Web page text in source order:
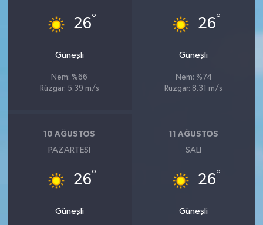
26°
Güneşli
Nem: %66
Rüzgar: 5.39 m/s
26°
Güneşli
Nem: %74
Rüzgar: 8.31 m/s
10 AĞUSTOS
PAZARTESI
26°
Güneşli
11 AĞUSTOS
SALI
26°
Güneşli